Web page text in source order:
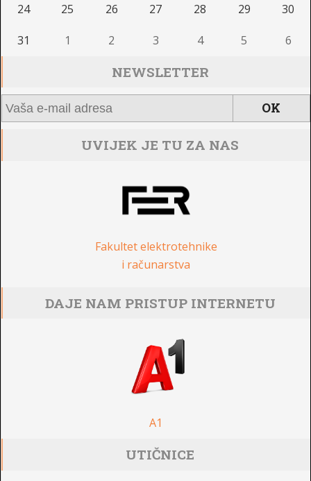
24 25 26 27 28 29 30
31 1 2 3 4 5 6
NEWSLETTER
UVIJEK JE TU ZA NAS
Fakultet elektrotehnike
i računarstva
DAJE NAM PRISTUP INTERNETU
A1
UTIČNICE